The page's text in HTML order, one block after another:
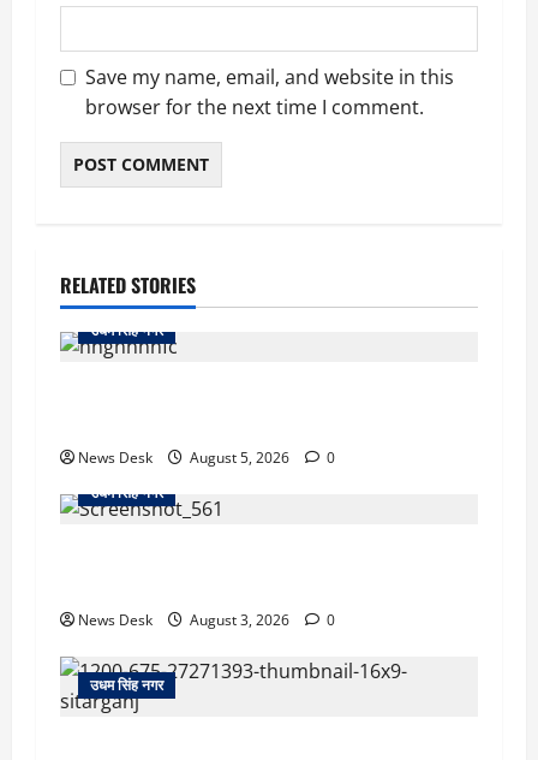
Save my name, email, and website in this
browser for the next time I comment.
RELATED STORIES
उधम सिंह नगर
News Desk August 5, 2026
0
उधम सिंह नगर
News Desk August 3, 2026 0
उधम सिंह नगर